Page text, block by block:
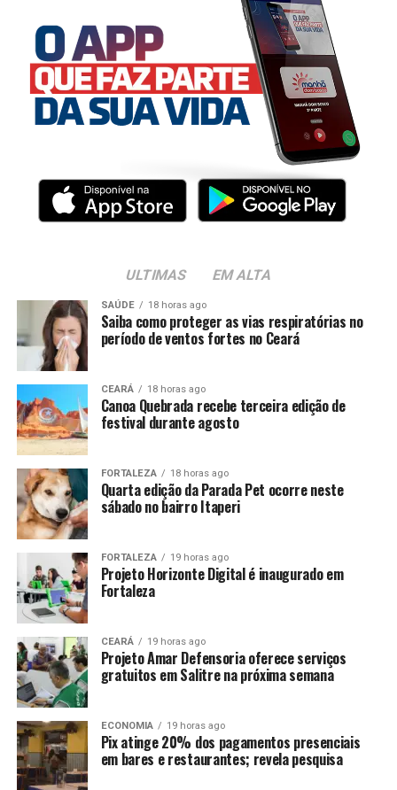
ULTIMAS EM ALTA
SAÚDE 18 horas ago
Saiba como proteger as vias respiratórias no
período de ventos fortes no Ceará
CEARÁ 18 horas ago
Canoa Quebrada recebe terceira edição de
festival durante agosto
FORTALEZA 18 horas ago
Quarta edição da Parada Pet ocorre neste
sábado no bairro Itaperi
FORTALEZA 19 horas ago
Projeto Horizonte Digital é inaugurado em
Fortaleza
CEARÁ 19 horas ago
Projeto Amar Defensoria oferece serviços
gratuitos em Salitre na próxima semana
ECONOMIA 19 horas ago
Pix atinge 20% dos pagamentos presenciais
em bares e restaurantes; revela pesquisa